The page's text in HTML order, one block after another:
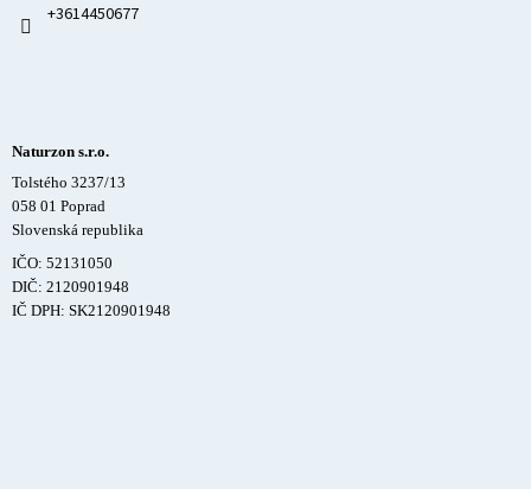
+3614450677
Naturzon s.r.o.
Tolstého 3237/13
058 01 Poprad
Slovenská republika
IČO: 52131050
DIČ: 2120901948
IČ DPH: SK2120901948